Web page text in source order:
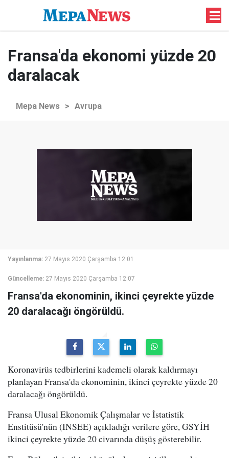
Fransa'da ekonomi yüzde 20
daralacak
Mepa News > Avrupa
Yayınlanma: 27 Mayıs 2020 Çarşamba 12:01
Güncelleme: 27 Mayıs 2020 Çarşamba 12:07
Fransa'da ekonominin, ikinci çeyrekte yüzde
20 daralacağı öngörüldü.
Koronavirüs tedbirlerini kademeli olarak kaldırmayı
planlayan Fransa'da ekonominin, ikinci çeyrekte yüzde 20
daralacağı öngörüldü.
Fransa Ulusal Ekonomik Çalışmalar ve İstatistik
Enstitüsü'nün (INSEE) açıkladığı verilere göre, GSYİH
ikinci çeyrekte yüzde 20 civarında düşüş gösterebilir.